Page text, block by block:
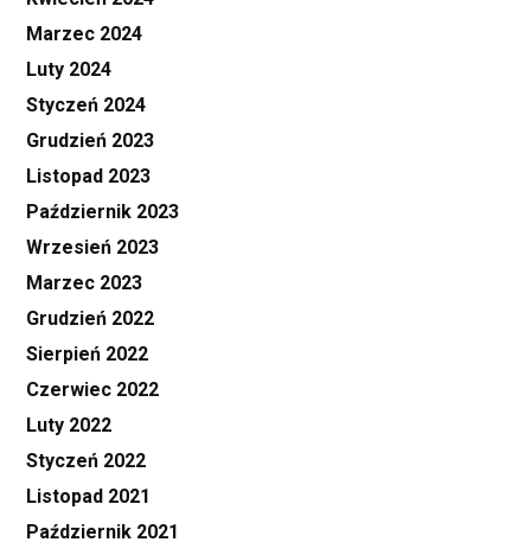
Marzec 2024
Luty 2024
Styczeń 2024
Grudzień 2023
Listopad 2023
Październik 2023
Wrzesień 2023
Marzec 2023
Grudzień 2022
Sierpień 2022
Czerwiec 2022
Luty 2022
Styczeń 2022
Listopad 2021
Październik 2021